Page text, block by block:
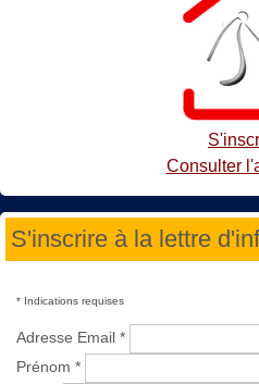
Consulter
S'inscrire à la lettre
* Indications requises
Adresse Email *
Prénom *